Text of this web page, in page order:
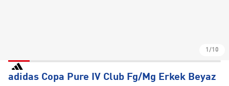
1/10
adidas Copa Pure IV Club Fg/Mg Erkek Beyaz